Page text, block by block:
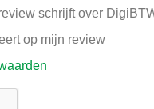
schrijft over
op mijn review